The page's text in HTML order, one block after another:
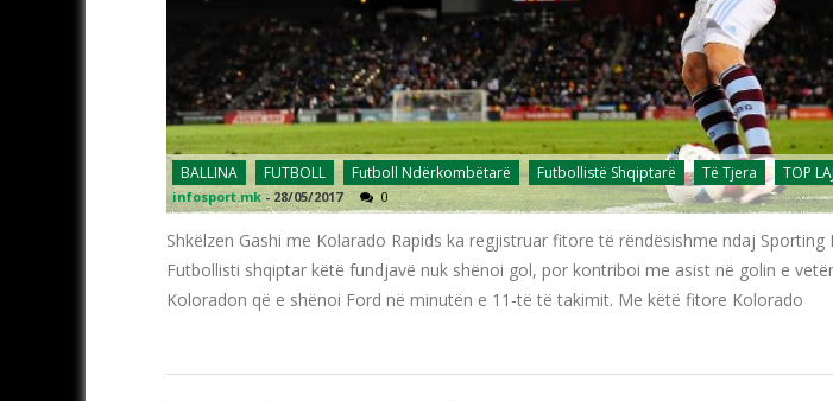
BALLINA FUTBOLL Futboll Ndërkombëtarë Futbollistë Shqiptarë Të Tjera TOP
infosport.mk -28/05/2017 0
Shkëlzen Gashi me Kolarado Rapids ka regjistruar fitore të rëndësishme ndaj Sporting
Futbollisti shqiptar këtë fundjavë nuk shënoi gol, por kontriboi me asist në golin e
Koloradon që e shënoi Ford në minutën e 11-të të takimit. Me këtë fitore Kolorado